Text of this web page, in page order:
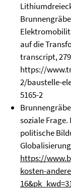
auf die
transcript,
https://
2/baustelle-
5165-2
soziale
politische
https://
kosten-